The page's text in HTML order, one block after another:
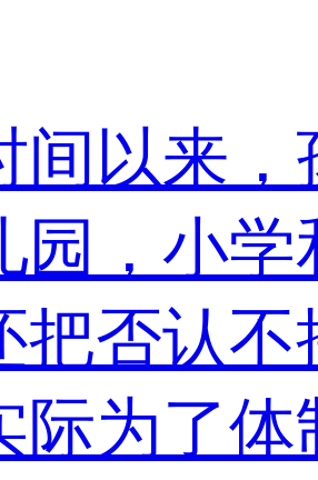
以来，
园，小
把否认
际为了